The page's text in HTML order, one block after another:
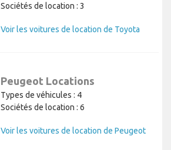
Sociétés de location : 3
Voir les voitures de location de Toyota
Peugeot Locations
Types de véhicules : 4
Sociétés de location : 6
Voir les voitures de location de Peugeot